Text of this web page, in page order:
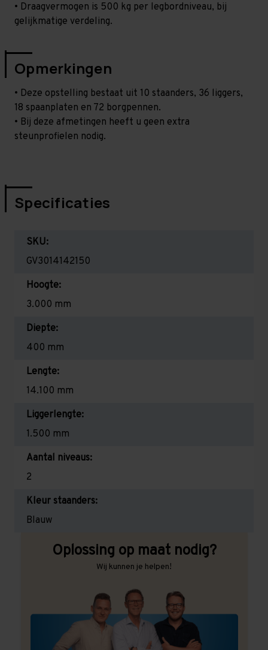
• Draagvermogen is 500 kg per legbordniveau, bij
gelijkmatige verdeling.
Opmerkingen
• Deze opstelling bestaat uit 10 staanders, 36 liggers,
18 spaanplaten en 72 borgpennen.
• Bij deze afmetingen heeft u geen extra
steunprofielen nodig.
Specificaties
SKU:
GV3014142150
Hoogte:
3.000 mm
Diepte:
400 mm
Lengte:
14.100 mm
Liggerlengte:
1.500 mm
Aantal niveaus:
2
Kleur staanders:
Blauw
Oplossing op maat nodig?
Wij kunnen je helpen!